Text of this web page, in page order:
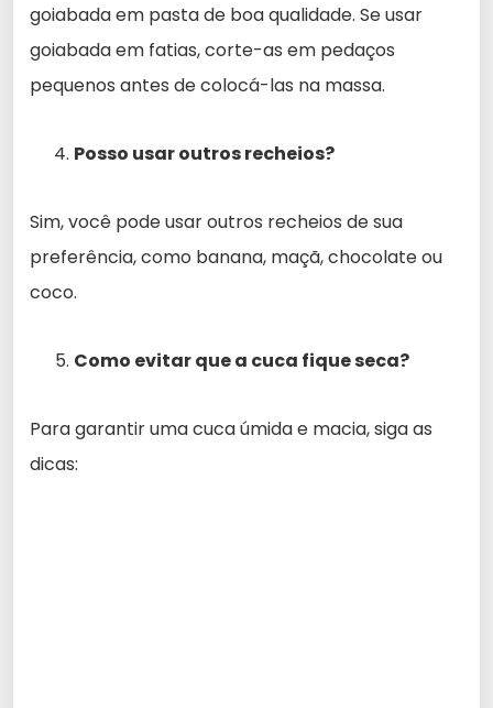
goiabada em pasta de boa qualidade. Se usar
goiabada em fatias, corte-as em pedaços
pequenos antes de colocá-las na massa.
Posso usar outros recheios?
Sim, você pode usar outros recheios de sua
preferência, como banana, maçã, chocolate ou
coco.
Como evitar que a cuca fique seca?
Para garantir uma cuca úmida e macia, siga as
dicas: